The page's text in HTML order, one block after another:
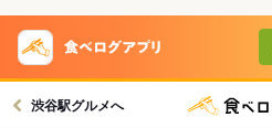
渋谷駅グルメへ